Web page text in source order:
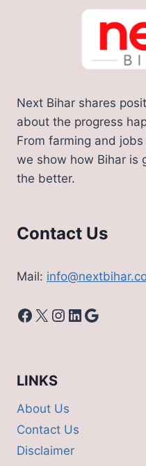
Next Bihar shares
about the progress
From farming and
we show how Bihar is
the better.
Contact Us
Mail:
Facebook
X Instagram
LinkedIn
Google
LINKS
About Us
Contact Us
Disclaimer